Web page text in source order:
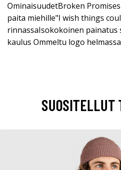
OminaisuudetBroken
paita miehille"I wish things
rinnassaIsokokoinen painatus
kaulus Ommeltu logo helmassa
SUOSITELLUT